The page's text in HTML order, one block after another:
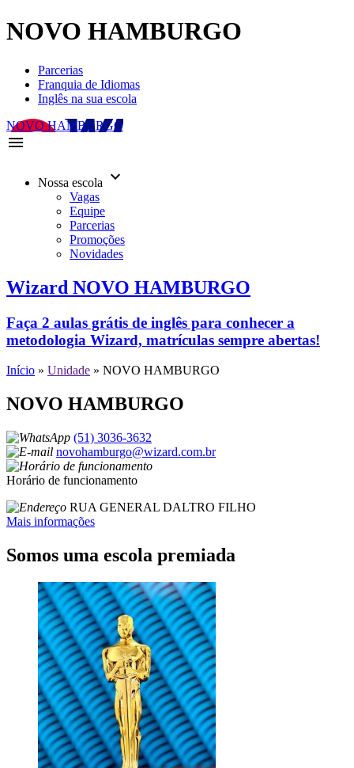
NOVO HAMBURGO
Parcerias
Franquia de Idiomas
Inglês na sua escola
NOVO HAMBURGO
menu
Nossa escola keyboard_arrow_down
Vagas
Equipe
Parcerias
Promoções
Novidades
Wizard NOVO HAMBURGO
Faça 2 aulas grátis de inglês para conhecer a
metodologia Wizard, matrículas sempre abertas!
Início » Unidade » NOVO HAMBURGO
NOVO HAMBURGO
(51) 3036-3632
novohamburgo@wizard.com.br
Horário de funcionamento
RUA GENERAL DALTRO FILHO
Mais informações
Somos uma escola premiada